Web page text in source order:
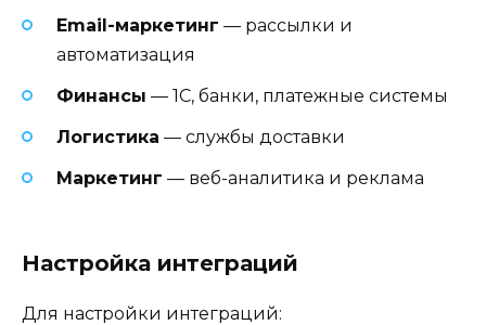
Email-маркетинг — рассылки и
автоматизация
Финансы — 1С, банки, платежные системы
Логистика — службы доставки
Маркетинг — веб-аналитика и реклама
Настройка интеграций
Для настройки интеграций: